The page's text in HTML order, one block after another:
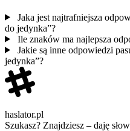
Jaka jest najtrafniejsza
do jedynka”?
Ile znaków ma najlepsza
Jakie są inne odpowiedzi
jedynka”?
haslator.pl
Szukasz? Znajdziesz – daję